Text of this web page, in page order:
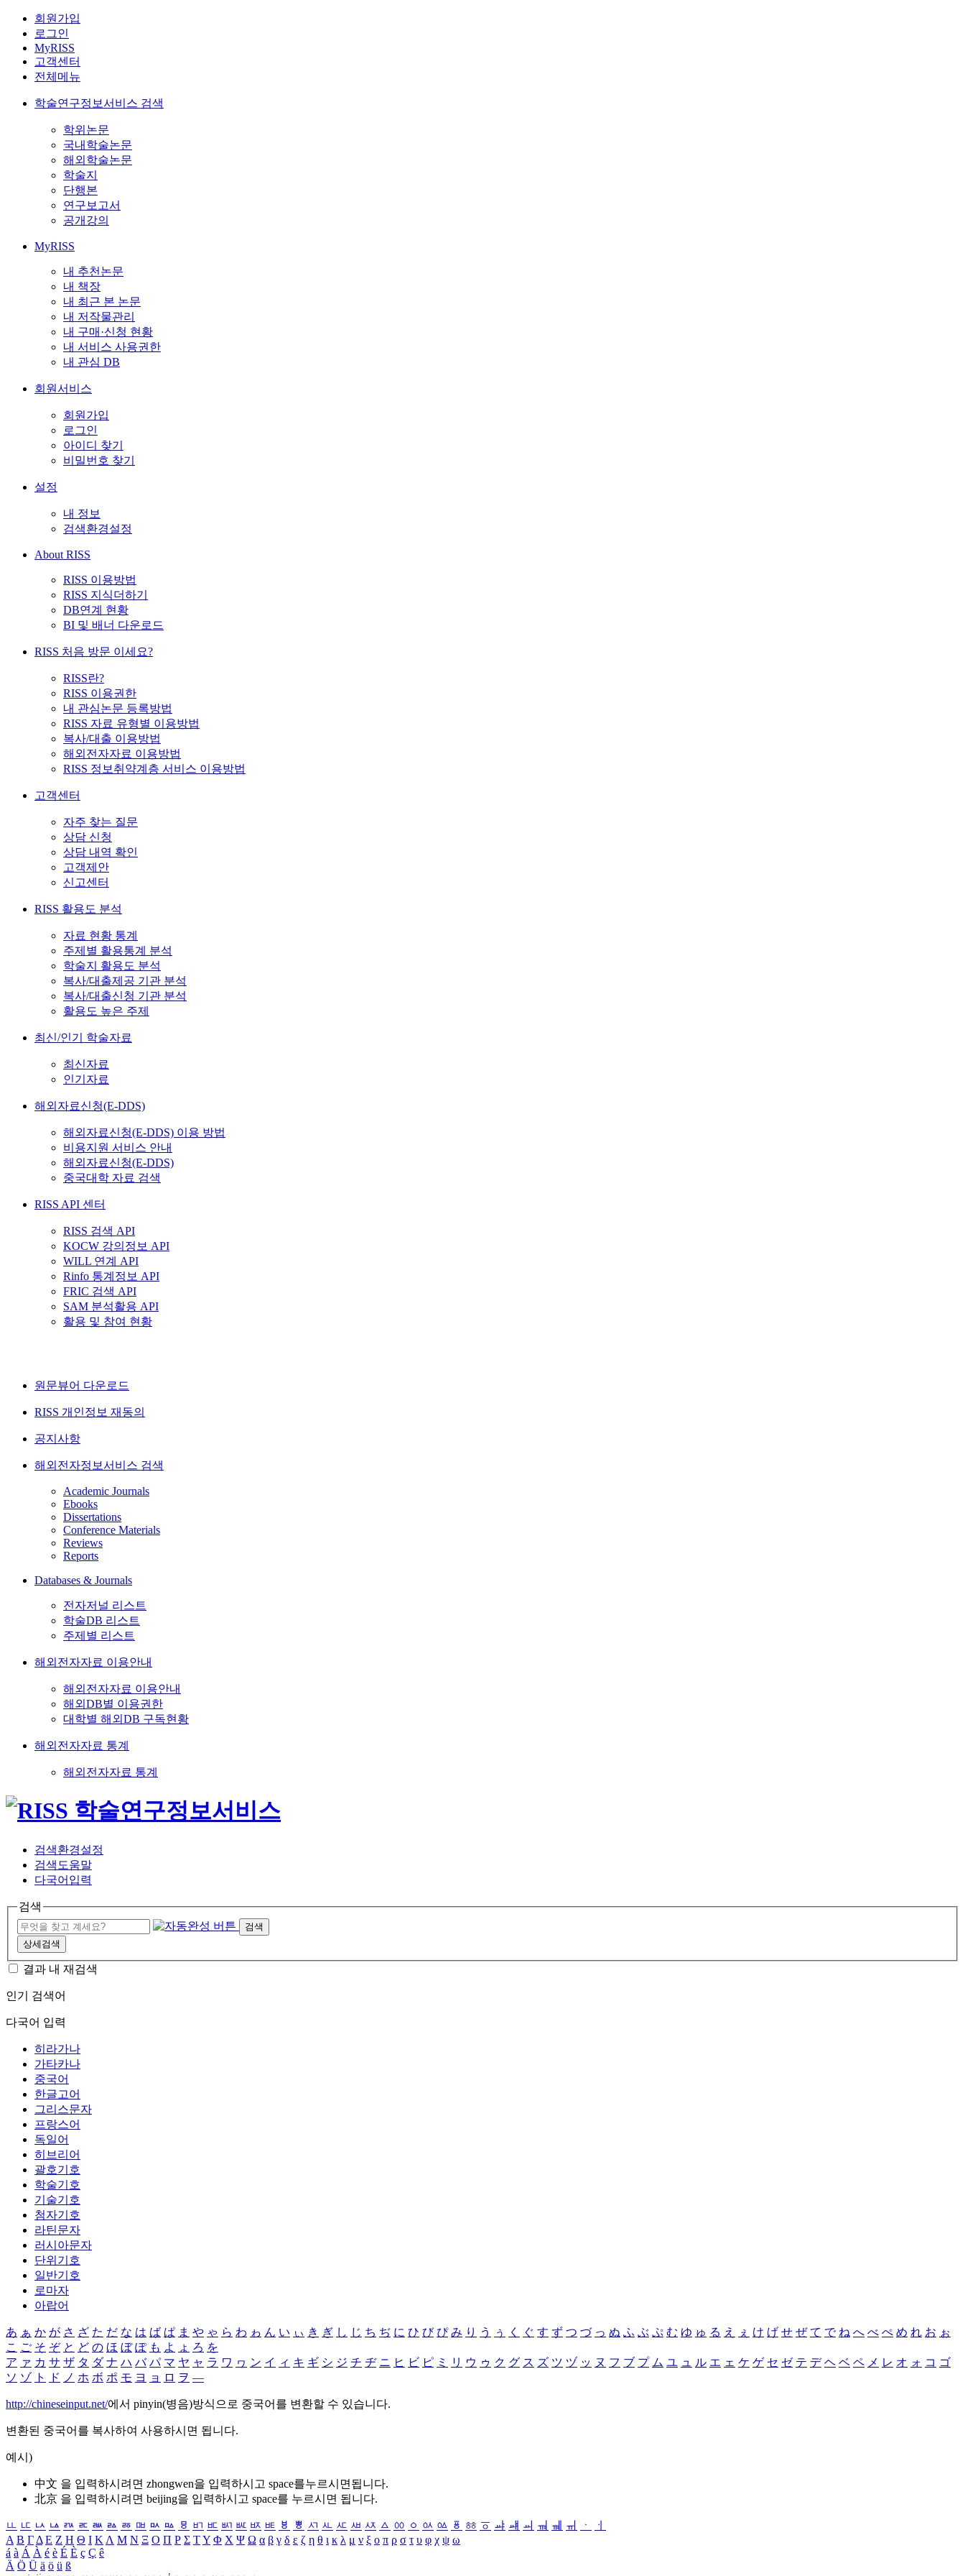
회원가입
로그인
MyRISS
고객센터
전체메뉴
학술연구정보서비스 검색
학위논문
국내학술논문
해외학술논문
학술지
단행본
연구보고서
공개강의
MyRISS
내 추천논문
내 책장
내 최근 본 논문
내 저작물관리
내 구매·신청 현황
내 서비스 사용권한
내 관심 DB
회원서비스
회원가입
로그인
아이디 찾기
비밀번호 찾기
설정
내 정보
검색환경설정
About RISS
RISS 이용방법
RISS 지식더하기
DB연계 현황
BI 및 배너 다운로드
RISS 처음 방문 이세요?
RISS란?
RISS 이용권한
내 관심논문 등록방법
RISS 자료 유형별 이용방법
복사/대출 이용방법
해외전자자료 이용방법
RISS 정보취약계층 서비스 이용방법
고객센터
자주 찾는 질문
상담 신청
상담 내역 확인
고객제안
신고센터
RISS 활용도 분석
자료 현황 통계
주제별 활용통계 분석
학술지 활용도 분석
복사/대출제공 기관 분석
복사/대출신청 기관 분석
활용도 높은 주제
최신/인기 학술자료
최신자료
인기자료
해외자료신청(E-DDS)
해외자료신청(E-DDS) 이용 방법
비용지원 서비스 안내
해외자료신청(E-DDS)
중국대학 자료 검색
RISS API 센터
RISS 검색 API
KOCW 강의정보 API
WILL 연계 API
Rinfo 통계정보 API
FRIC 검색 API
SAM 분석활용 API
활용 및 참여 현황
원문뷰어 다운로드
RISS 개인정보 재동의
공지사항
해외전자정보서비스 검색
Academic Journals
Ebooks
Dissertations
Conference Materials
Reviews
Reports
Databases & Journals
전자저널 리스트
학술DB 리스트
주제별 리스트
해외전자자료 이용안내
해외전자자료 이용안내
해외DB별 이용권한
대학별 해외DB 구독현황
해외전자자료 통계
해외전자자료 통계
검색환경설정
검색도움말
다국어입력
검색
검색
상세검색
결과 내 재검색
인기 검색어
다국어 입력
히라가나
가타카나
중국어
한글고어
그리스문자
프랑스어
독일어
히브리어
괄호기호
학술기호
기술기호
첨자기호
라틴문자
러시아문자
단위기호
일반기호
로마자
아랍어
あ ぁ か が さ ざ た だ な は ば ぱ ま や ゃ ら わ ゎ ん い ぃ き ぎ し じ ち ぢ に ひ び ぴ み り う ぅ く ぐ す ず つ づ っ ぬ ふ ぶ ぷ む ゆ ゅ る え ぇ け げ せ ぜ て で ね へ べ ぺ め れ お ぉ
こ ご そ ぞ と ど の ほ ぼ ぽ も よ ょ ろ を
ア ァ カ サ ザ タ ダ ナ ハ バ パ マ ヤ ャ ラ ワ ヮ ン イ ィ キ ギ シ ジ チ ヂ ニ ヒ ビ ピ ミ リ ウ ゥ ク グ ス ズ ツ ヅ ッ ヌ フ ブ プ ム ユ ュ ル エ ェ ケ ゲ セ ゼ テ デ ヘ ベ ペ メ レ オ ォ コ ゴ
ソ ゾ ト ド ノ ホ ボ ポ モ ヨ ョ ロ ヲ ―
http://chineseinput.net/에서 pinyin(병음)방식으로 중국어를 변환할 수 있습니다.
변환된 중국어를 복사하여 사용하시면 됩니다.
예시)
中文 을 입력하시려면 zhongwen을 입력하시고 space를누르시면됩니다.
北京 을 입력하시려면 beijing을 입력하시고 space를 누르시면 됩니다.
ㅥ ㅦ ㅧ ㅨ ㅩ ㅪ ㅫ ㅬ ㅭ ㅮ ㅯ ㅰ ㅱ ㅲ ㅳ ㅴ ㅵ ㅶ ㅷ ㅸ ㅹ ㅺ ㅻ ㅼ ㅽ ㅾ ㅿ ㆀ ㆁ ㆂ ㆃ ㆄ ㆅ ㆆ ㆇ ㆈ ㆉ ㆊ ㆋ ㆌ ㆍ
ㆎ
Α Β ΓΔ Ε Ζ Η Θ Ι ΚΛ Μ Ν Ξ Ο Π Ρ Σ ΤΥ Φ Χ Ψ Ω α β γ δ ε ζ η θ ι κ λ μ ν ξ ο π ρ σ τ υ φ χ ψ ω
á à Á À é è É È ç Ç ê
Ä Ö Ü ä ö ü ß